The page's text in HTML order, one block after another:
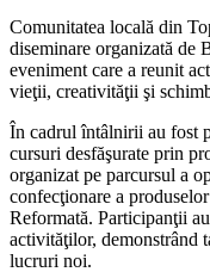
Comunitatea locală din
diseminare organizată de
eveniment care a reunit
vieţii, creativităţii şi
În cadrul întâlnirii au fost
cursuri desfăşurate prin
organizat pe parcursul a
confecţionare a
Reformată. Participanţii
activităţilor, demonstrând
lucruri noi.